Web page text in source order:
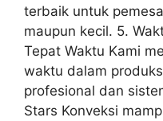
terbaik untuk
maupun kecil. 5.
Tepat Waktu Kami
waktu dalam
profesional dan
Stars Konveksi